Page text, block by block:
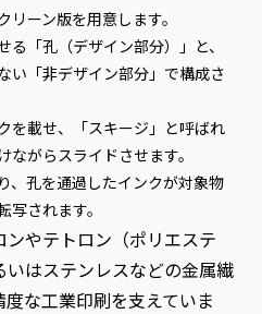
リーン版を用意します。
「孔（デザイン部分）」と、
い「非デザイン部分」で構成さ
を載せ、「スキージ」と呼ばれ
ながらスライドさせます。
、孔を通過したインクが対象物
写されます。
やテトロン（ポリエステ
はステンレスなどの金属繊
な工業印刷を支えていま